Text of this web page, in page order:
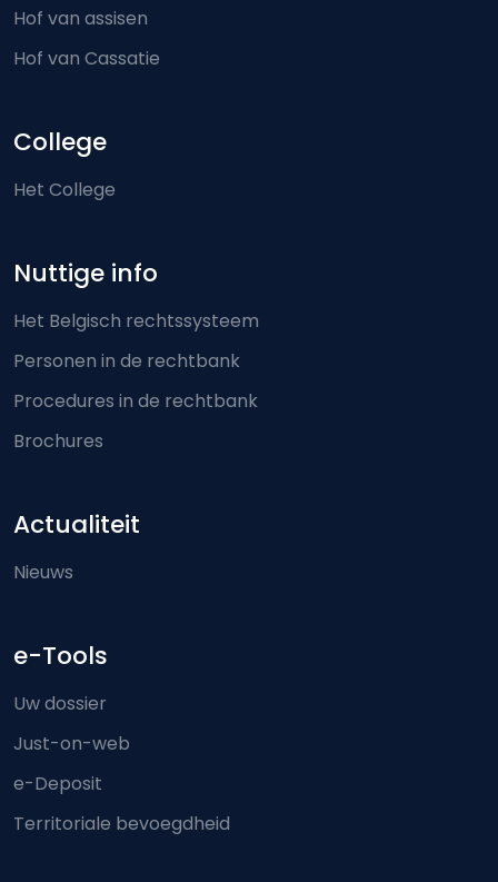
Hof van assisen
Hof van Cassatie
College
Het College
Nuttige info
Het Belgisch rechtssysteem
Personen in de rechtbank
Procedures in de rechtbank
Brochures
Actualiteit
Nieuws
e-Tools
Uw dossier
Just-on-web
e-Deposit
Territoriale bevoegdheid